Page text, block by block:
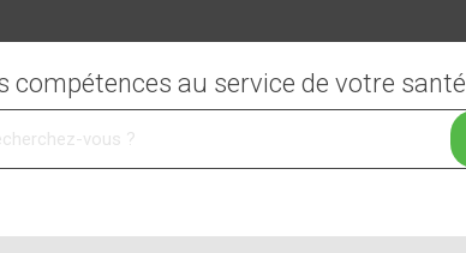
compétences au service de votre santé